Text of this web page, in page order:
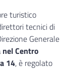
turistico
tecnici di
Generale
Centro
14, è regolato